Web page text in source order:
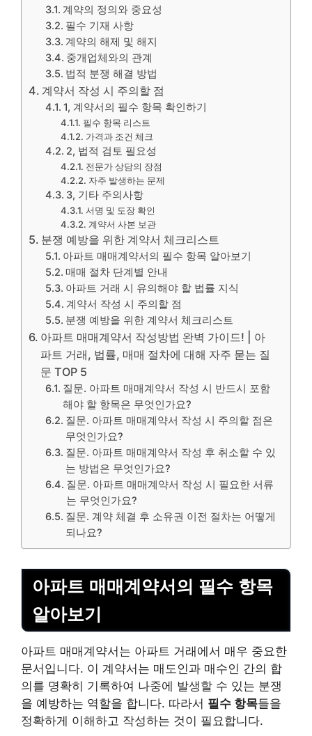
계약의 정의와 중요성
필수 기재 사항
계약의 해제 및 해지
중개업체와의 관계
법적 분쟁 해결 방법
계약서 작성 시 주의할 점
1, 계약서의 필수 항목 확인하기
필수 항목 리스트
가격과 조건 체크
2, 법적 검토 필요성
전문가 상담의 장점
자주 발생하는 문제
3, 기타 주의사항
서명 및 도장 확인
계약서 사본 보관
분쟁 예방을 위한 계약서 체크리스트
아파트 매매계약서의 필수 항목 알아보기
매매 절차 단계별 안내
아파트 거래 시 유의해야 할 법률 지식
계약서 작성 시 주의할 점
분쟁 예방을 위한 계약서 체크리스트
아파트 매매계약서 작성방법 완벽 가이드! | 아
파트 거래, 법률, 매매 절차에 대해 자주 묻는 질
문 TOP 5
질문. 아파트 매매계약서 작성 시 반드시 포함
해야 할 항목은 무엇인가요?
질문. 아파트 매매계약서 작성 시 주의할 점은
무엇인가요?
질문. 아파트 매매계약서 작성 후 취소할 수 있
는 방법은 무엇인가요?
질문. 아파트 매매계약서 작성 시 필요한 서류
는 무엇인가요?
질문. 계약 체결 후 소유권 이전 절차는 어떻게
되나요?
아파트 매매계약서의 필수 항목
알아보기
아파트 매매계약서는 아파트 거래에서 매우 중요한
문서입니다. 이 계약서는 매도인과 매수인 간의 합
의를 명확히 기록하여 나중에 발생할 수 있는 분쟁
을 예방하는 역할을 합니다. 따라서 필수 항목들을
정확하게 이해하고 작성하는 것이 필요합니다.